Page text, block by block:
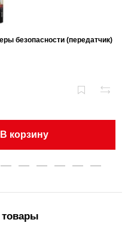
безопасности (передатчик)
В корзину